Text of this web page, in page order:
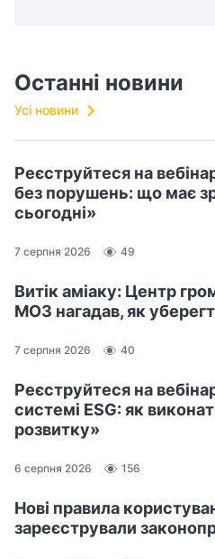
Останні новини
Усі новини
Реєструйтеся на
без порушень: що має
сьогодні»
7 серпня 2026 49
Витік аміаку: Центр
МОЗ нагадав, як
7 серпня 2026 40
Реєструйтеся на
системі ESG: як
розвитку»
6 серпня 2026 156
Нові правила
зареєстрували